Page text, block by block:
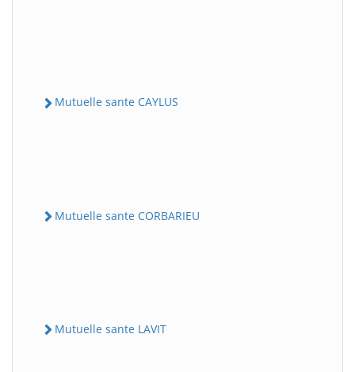
Mutuelle sante CAYLUS
Mutuelle sante CORBARIEU
Mutuelle sante LAVIT